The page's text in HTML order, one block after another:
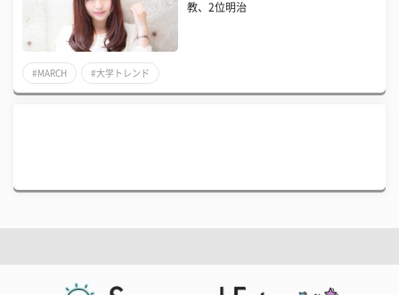
教、2位明治
#MARCH #大学トレンド